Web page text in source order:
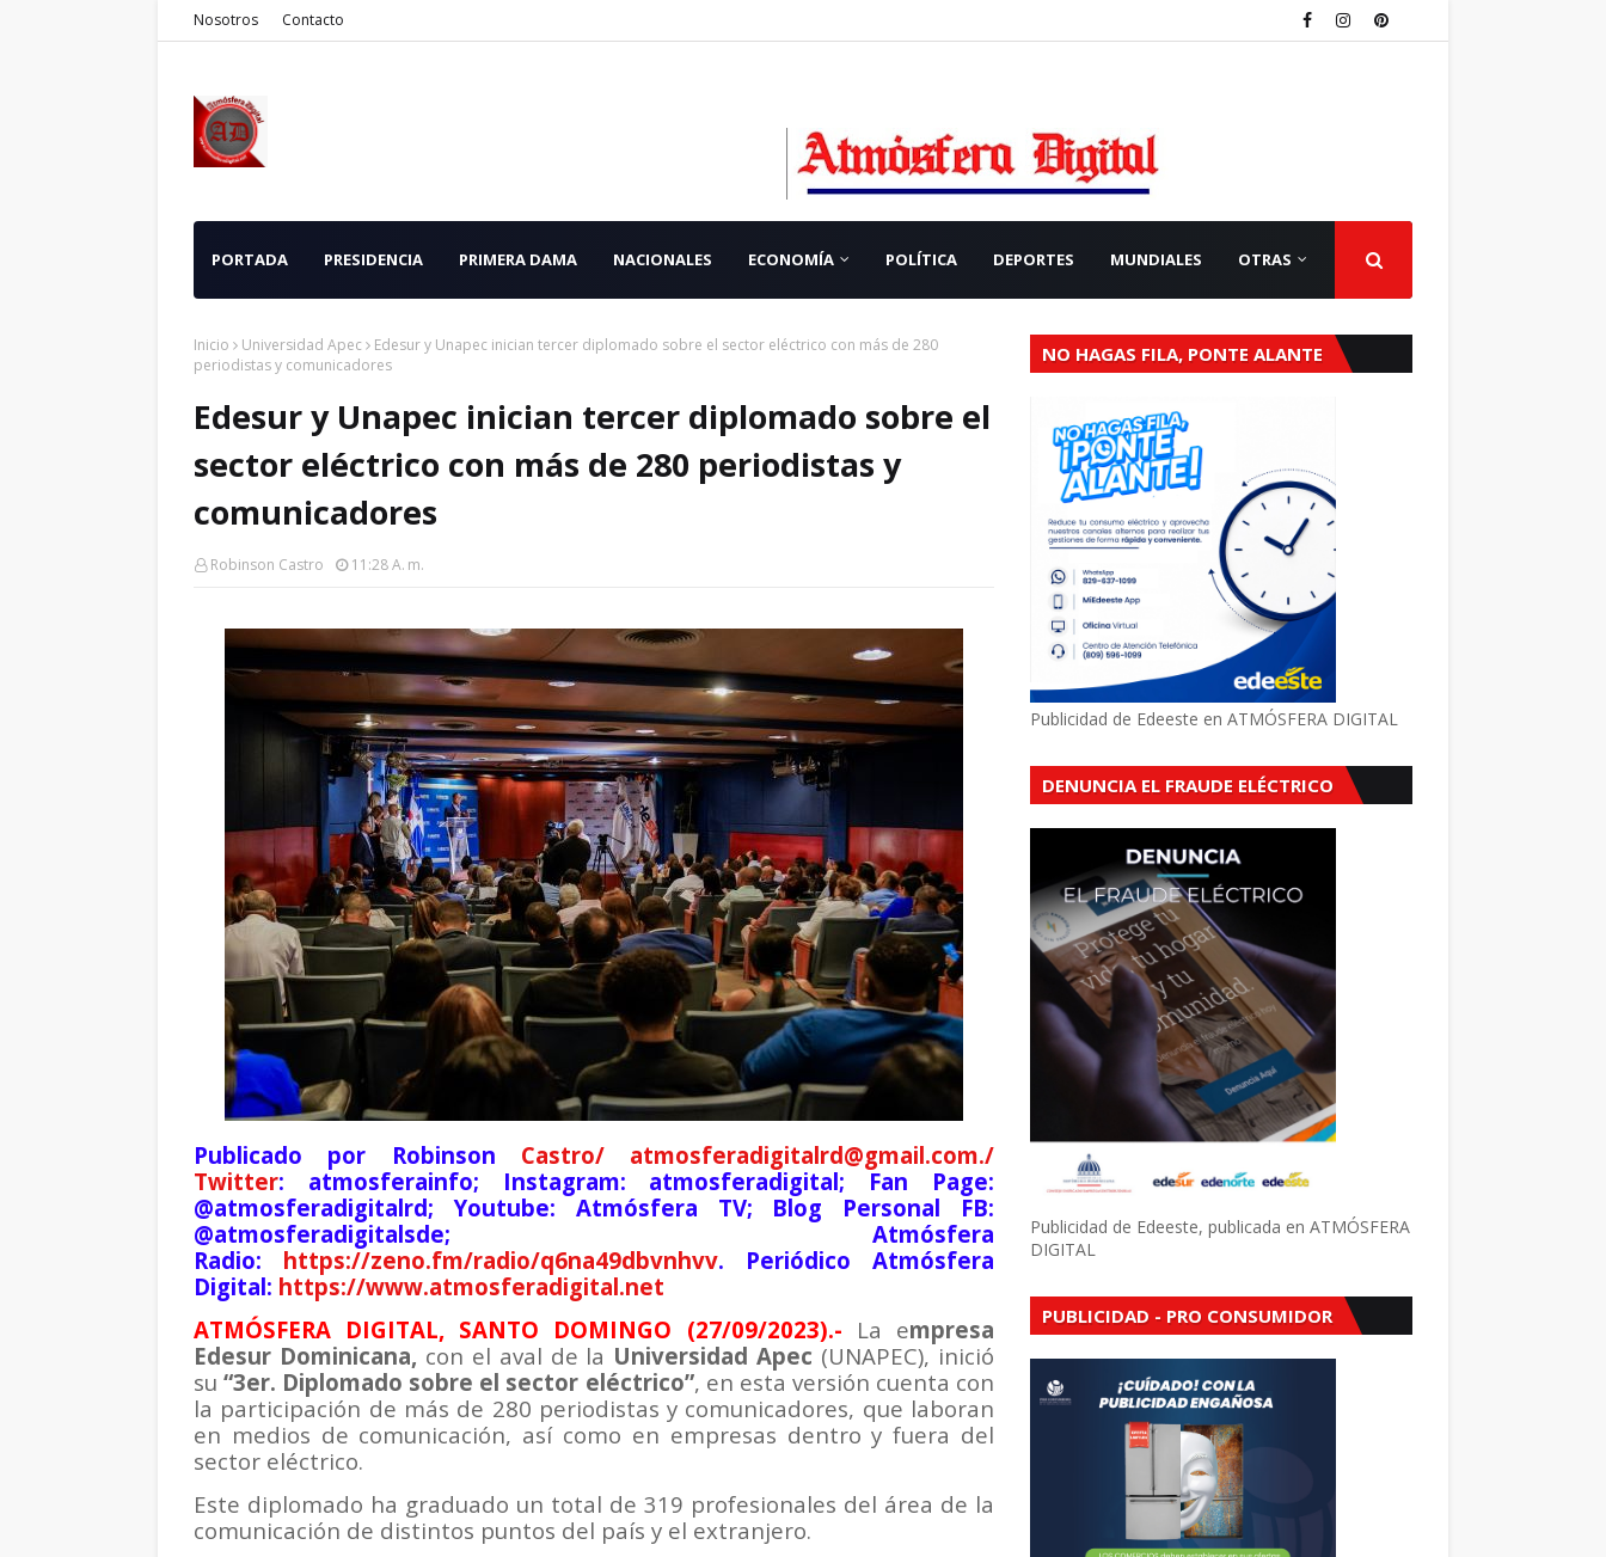
Nosotros Contacto
PORTADA PRESIDENCIA PRIMERA DAMA NACIONALES ECONOMÍA POLÍTICA DEPORTES MUNDIALES OTRAS
Inicio Universidad Apec
Edesur y Unapec inician tercer diplomado sobre el sector eléctrico con más de 280
periodistas y comunicadores
Edesur y Unapec inician tercer diplomado sobre el
sector eléctrico con más de 280 periodistas y
comunicadores
Robinson Castro 11:28 A. M.
Publicado por Robinson Castro/ atmosferadigitalrd@gmail.com./
Twitter: atmosferainfo; Instagram: atmosferadigital; Fan Page:
@atmosferadigitalrd; Youtube: Atmósfera TV; Blog Personal FB:
@atmosferadigitalsde; Atmósfera
Radio: https://zeno.fm/radio/q6na49dbvnhvv. Periódico Atmósfera
Digital: https://www.atmosferadigital.net
ATMÓSFERA DIGITAL, SANTO DOMINGO (27/09/2023).- La empresa
Edesur Dominicana, con el aval de la Universidad Apec (UNAPEC), inició
su“3er. Diplomado sobre el sector eléctrico”, en esta versión cuenta con
la participación de más de 280 periodistas y comunicadores, que laboran
en medios de comunicación, así como en empresas dentro y fuera del
sector eléctrico.
Este diplomado ha graduado un total de 319 profesionales del área de la
comunicación de distintos puntos del país y el extranjero.
NO HAGAS FILA, PONTE ALANTE
Publicidad de Edeeste en ATMÓSFERA DIGITAL
DENUNCIA EL FRAUDE ELÉCTRICO
Publicidad de Edeeste, publicada en ATMÓSFERA
DIGITAL
PUBLICIDAD - PRO CONSUMIDOR